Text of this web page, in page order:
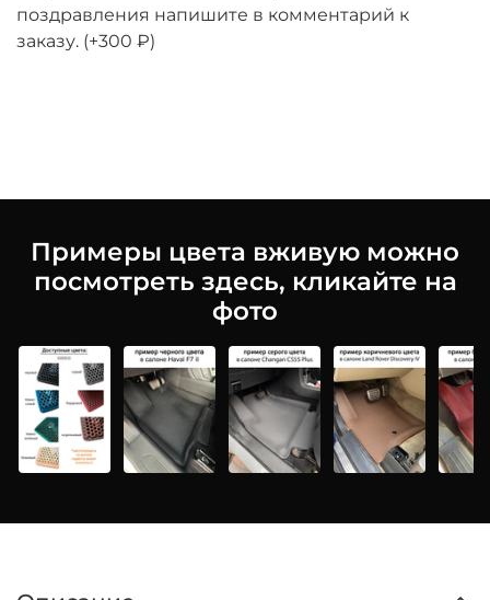
поздравления напишите в комментарий к
заказу. (+300 ₽)
Примеры цвета вживую можно
посмотреть здесь, кликайте на
фото